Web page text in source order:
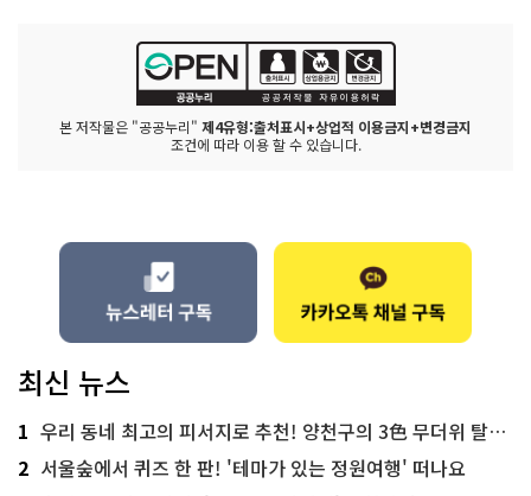
본 저작물은 "공공누리" 제4유형:출처표시+상업적 이용금지+변경금지
조건에 따라 이용 할 수 있습니다.
최신 뉴스
1 우리 동네 최고의 피서지로 추천! 양천구의 3色 무더위 탈출 명소
2 서울숲에서 퀴즈 한 판! '테마가 있는 정원여행' 떠나요